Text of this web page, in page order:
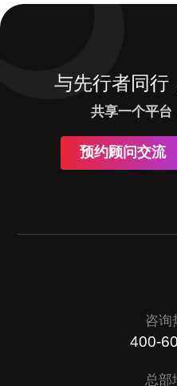
与先行者同行
共享一个平台
预约顾问交流
咨询
400-
总部